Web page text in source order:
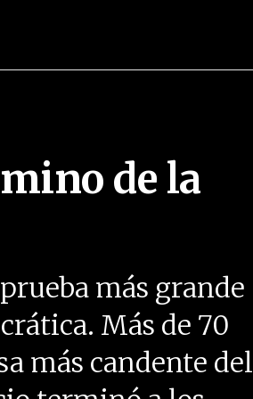
de la
más grande
Más de 70
más candente del